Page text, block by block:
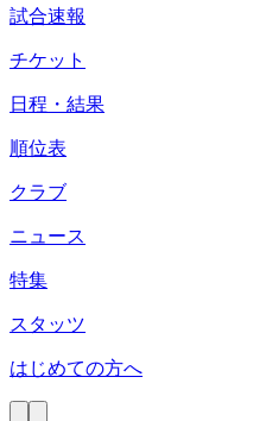
試合速報
チケット
日程・結果
順位表
クラブ
ニュース
特集
スタッツ
はじめての方へ